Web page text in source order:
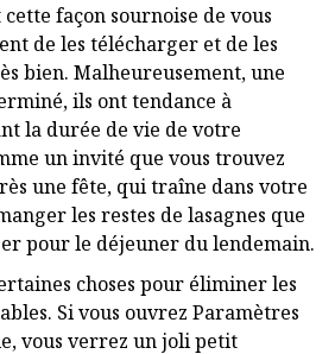
façon sournoise de vous
de les télécharger et de les
bien. Malheureusement, une
ils ont tendance à
la durée de vie de votre
un invité que vous trouvez
une fête, qui traîne dans votre
les restes de lasagnes que
pour le déjeuner du lendemain.
choses pour éliminer les
Si vous ouvrez Paramètres
vous verrez un joli petit